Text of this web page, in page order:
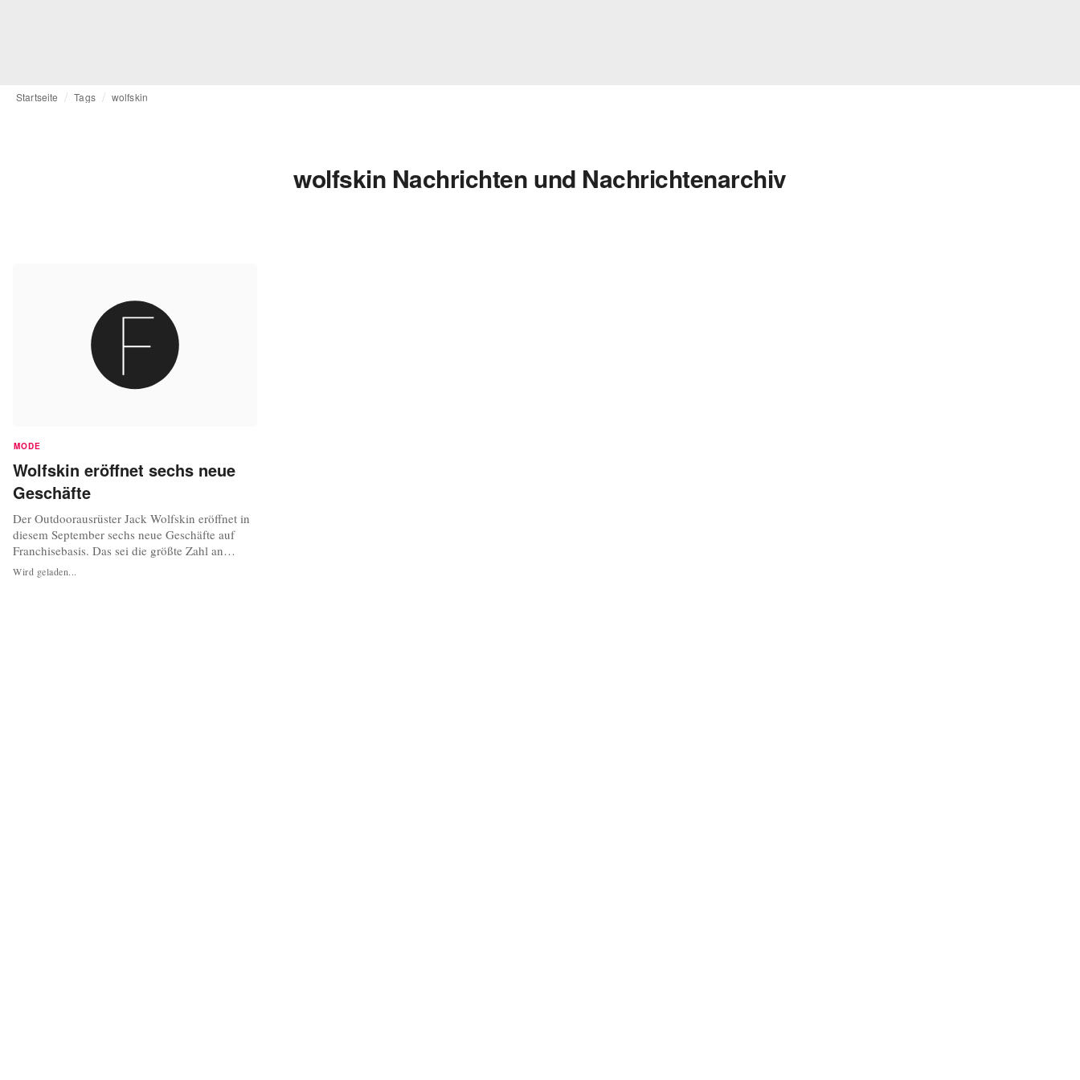
Startseite Tags wolfskin
wolfskin Nachrichten und Nachrichtenarchiv
MODE
Wolfskin eröffnet sechs neue
Geschäfte
Der Outdoorausrüster Jack Wolfskin eröffnet in
diesem September sechs neue Geschäfte auf
Franchisebasis. Das sei die größte Zahl an
Neueröffnungen innerhalb eines Monats seit der
Eröffnung des ersten Jack-Wolfskin-Stores im
Wird geladen...